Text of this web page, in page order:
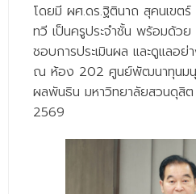
- ข่าวประชาสัมพันธ์ภายนอก
- ทุน/สมัครงาน/ศึกษาต่อ
วารสารคณะ
ผลงานคณะ
- ฐานข้อมูลงานวิจัย
- การจัดการความรู้ (KM Scitech)
โดยมี ผศ.ดร.ฐิตินาถ สุคนเขต
ทวี เป็นครูประจำชั้น พร้อมด้ว
ชอบการประเมินผล และดูแลอ
ณ ห้อง 202 ศูนย์พัฒนาทุนมนุ
ผลพันธิน มหาวิทยาลัยสวนดุสิต
2569